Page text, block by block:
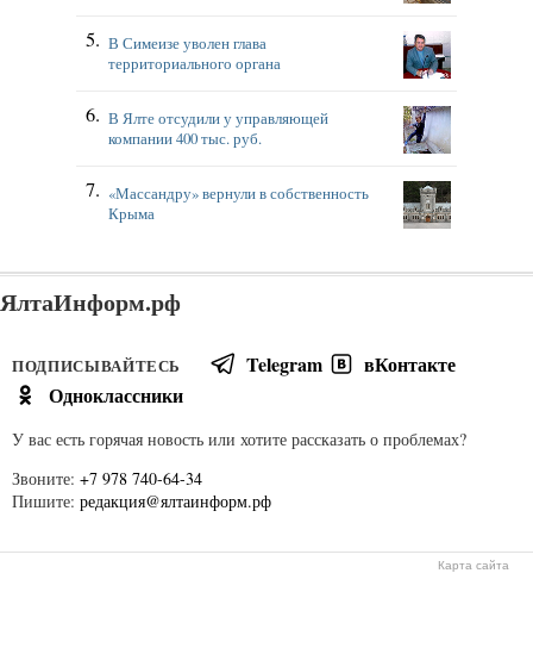
В Симеизе уволен глава
территориального органа
В Ялте отсудили у управляющей
компании 400 тыс. руб.
«Массандру» вернули в собственность
Крыма
ЯлтаИнформ.рф
ПОДПИСЫВАЙТЕСЬ Telegram
вКонтакте
Одноклассники
У вас есть горячая новость или хотите рассказать о проблемах?
Звоните: +7 978 740-64-34
Пишите: редакция@ялтаинформ.рф
Карта сайта